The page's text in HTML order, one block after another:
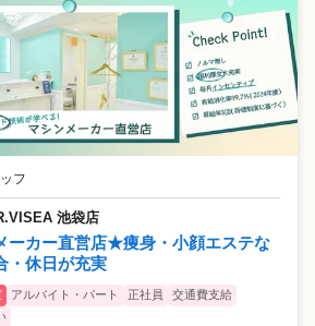
フ
池袋店
ーカー直営店★痩身・小顔エステな
休日が充実
アルバイト・パート 正社員
交通費支給